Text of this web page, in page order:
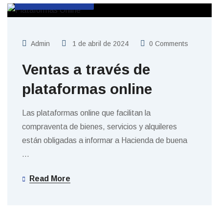
Admin 1 de abril de 2024 0 Comments
Ventas a través de
plataformas online
Las plataformas online que facilitan la
compraventa de bienes, servicios y alquileres
están obligadas a informar a Hacienda de buena
…
Read More